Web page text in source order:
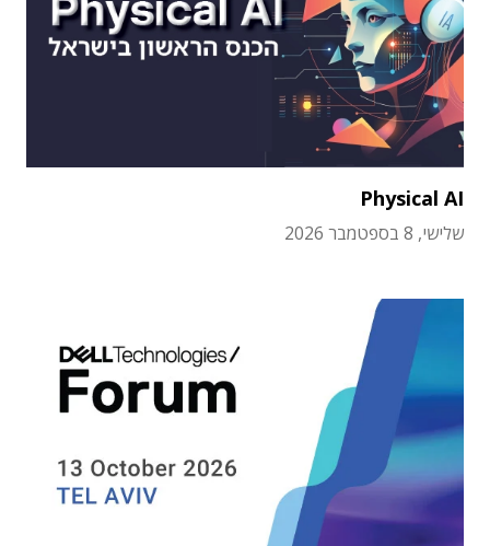
Physical AI
שלישי, 8 בספטמבר 2026